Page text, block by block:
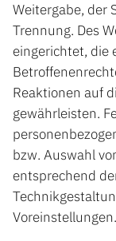
Weitergabe, der
Trennung. Des
eingerichtet, die
Reaktionen auf
gewährleisten.
bzw. Auswahl
entsprechend
Voreinstellungen.